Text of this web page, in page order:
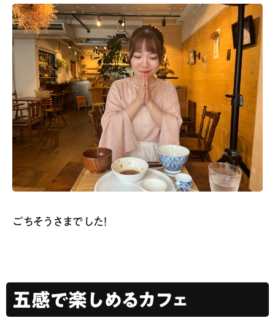
ごちそうさまでした！
五感で楽しめるカフェ